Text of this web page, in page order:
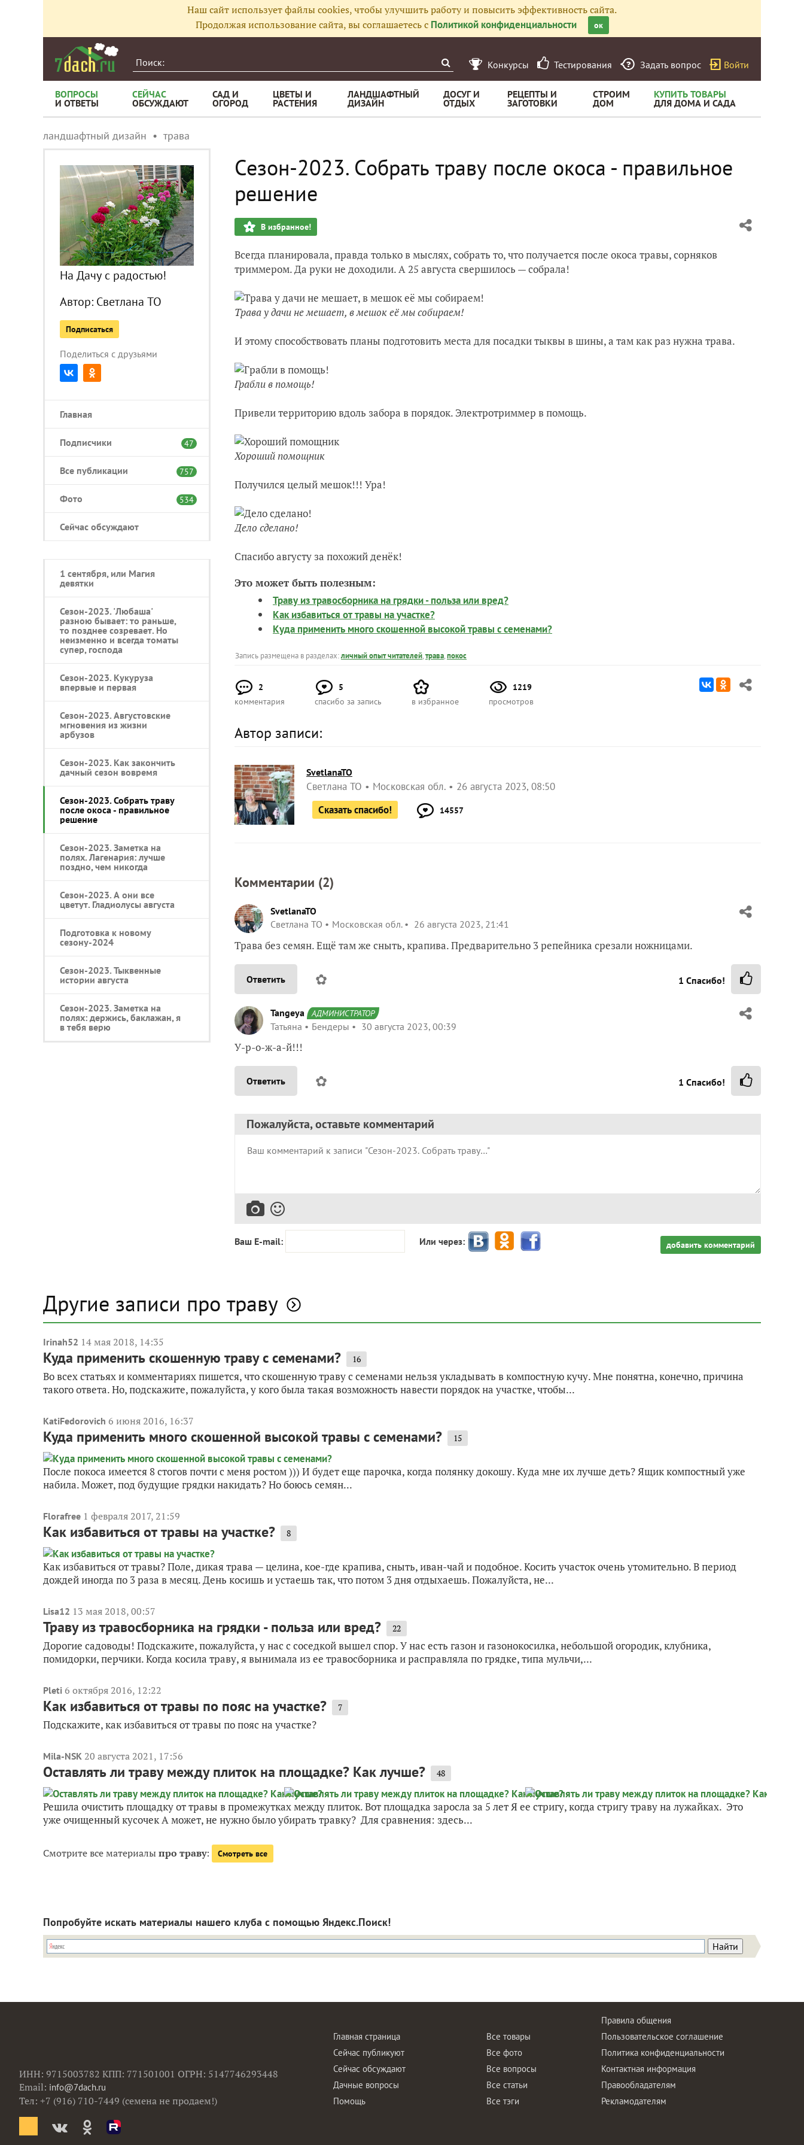
Наш сайт использует файлы cookies, чтобы улучшить работу и повысить эффективность сайта.
Продолжая использование сайта, вы соглашаетесь с Политикой конфиденциальности ок
Конкурсы Тестирования Задать вопрос Войти
ВОПРОСЫ
И ОТВЕТЫ
СЕЙЧАС
ОБСУЖДАЮТ
САД И
ОГОРОД
ЦВЕТЫ И
РАСТЕНИЯ
ЛАНДШАФТНЫЙ
ДИЗАЙН
ДОСУГ И
ОТДЫХ
РЕЦЕПТЫ И
ЗАГОТОВКИ
СТРОИМ
ДОМ
КУПИТЬ ТОВАРЫ
ДЛЯ ДОМА И САДА
ландшафтный дизайн трава
На Дачу с радостью!
Автор: Светлана ТО
Подписаться
Поделиться с друзьями
Главная
Подписчики 47
Все публикации 757
Фото 534
Сейчас обсуждают
1 сентября, или Магия
девятки
Сезон-2023. 'Любаша'
разною бывает: то раньше,
то позднее созревает. Но
неизменно и всегда томаты
супер, господа
Сезон-2023. Кукуруза
впервые и первая
Сезон-2023. Августовские
мгновения из жизни
арбузов
Сезон-2023. Как закончить
дачный сезон вовремя
Сезон-2023. Собрать траву
после окоса - правильное
решение
Сезон-2023. Заметка на
полях. Лагенария: лучше
поздно, чем никогда
Сезон-2023. А они все
цветут. Гладиолусы августа
Подготовка к новому
сезону-2024
Сезон-2023. Тыквенные
истории августа
Сезон-2023. Заметка на
полях: держись, баклажан, я
в тебя верю
Сезон-2023. Собрать траву после окоса - правильное
решение
В избранное!
Всегда планировала, правда только в мыслях, собрать то, что получается после окоса травы, сорняков
триммером. Да руки не доходили. А 25 августа свершилось — собрала!
Трава у дачи не мешает, в мешок её мы собираем!
И этому способствовать планы подготовить места для посадки тыквы в шины, а там как раз нужна трава.
Грабли в помощь!
Привели территорию вдоль забора в порядок. Электротриммер в помощь.
Хороший помощник
Получился целый мешок!!! Ура!
Дело сделано!
Спасибо августу за похожий денёк!
Это может быть полезным:
Траву из травосборника на грядки - польза или вред?
Как избавиться от травы на участке?
Куда применить много скошенной высокой травы с семенами?
Запись размещена в разделах:личный опыт читателей,трава,покос
2
комментария
5
спасибо за запись
в избранное
1219
просмотров
Автор записи:
SvetlanaTO
Светлана ТО Московская обл.
26 августа 2023, 08:50
Сказать спасибо!
14557
Комментарии (2)
SvetlanaTO
Светлана ТО
Московская обл. 26 августа 2023, 21:41
Трава без семян. Ещё там же сныть, крапива. Предварительно 3 репейника срезали ножницами.
Ответить ✿ 1 Спасибо!
Tangeya АДМИНИСТРАТОР
Татьяна Бендеры 30 августа 2023, 00:39
У-р-о-ж-а-й!!!
Ответить ✿ 1 Спасибо!
Пожалуйста, оставьте комментарий
Ваш E-mail: Или через: добавить комментарий
Другие записи про траву
Irinah52 14 мая 2018, 14:35
Куда применить скошенную траву с семенами? 16
Во всех статьях и комментариях пишется, что скошенную траву с семенами нельзя укладывать в компостную кучу. Мне понятна, конечно, причина
такого ответа. Но, подскажите, пожалуйста, у кого была такая возможность навести порядок на участке, чтобы...
KatiFedorovich 6 июня 2016, 16:37
Куда применить много скошенной высокой травы с семенами? 15
После покоса имеется 8 стогов почти с меня ростом ))) И будет еще парочка, когда полянку докошу. Куда мне их лучше деть? Ящик компостный уже
набила. Может, под будущие грядки накидать? Но боюсь семян...
Florafree 1 февраля 2017, 21:59
Как избавиться от травы на участке? 8
Как избавиться от травы? Поле, дикая трава — целина, кое-где крапива, сныть, иван-чай и подобное. Косить участок очень утомительно. В период
дождей иногда по 3 раза в месяц. День косишь и устаешь так, что потом 3 дня отдыхаешь. Пожалуйста, не...
Lisa12 13 мая 2018, 00:57
Траву из травосборника на грядки - польза или вред? 22
Дорогие садоводы! Подскажите, пожалуйста, у нас с соседкой вышел спор. У нас есть газон и газонокосилка, небольшой огородик, клубника,
помидорки, перчики. Когда косила траву, я вынимала из ее травосборника и расправляла по грядке, типа мульчи,...
Pleti 6 октября 2016, 12:22
Как избавиться от травы по пояс на участке? 7
Подскажите, как избавиться от травы по пояс на участке?
Mila-NSK 20 августа 2021, 17:56
Оставлять ли траву между плиток на площадке? Как лучше? 48
Решила очистить площадку от травы в промежутках между плиток. Вот площадка заросла за 5 лет Я ее стригу, когда стригу траву на лужайках. Это
уже очищенный кусочек А может, не нужно было убирать травку? Для сравнения: здесь...
Смотрите все материалыпро траву: Смотреть все
Попробуйте искать материалы нашего клуба с помощью Яндекс.Поиск!
ИНН: 9715003782 КПП: 771501001 ОГРН: 5147746293448
Email: info@7dach.ru
Тел: +7 (916) 710-7449 (семена не продаем!)
Главная страница
Сейчас публикуют
Сейчас обсуждают
Дачные вопросы
Помощь
Все товары
Все фото
Все вопросы
Все статьи
Все тэги
Правила общения
Пользовательское соглашение
Политика конфиденциальности
Контактная информация
Правообладателям
Рекламодателям